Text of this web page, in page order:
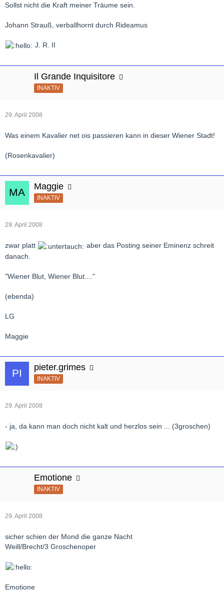
Sollst nicht die Kraft meiner Träume sein.
Johann Strauß, verballhornt durch Rideamus
J. R. II
Il Grande Inquisitore
INAKTIV
29. April 2008
Was einem Kavalier net ois passieren kann in dieser Wiener Stadt!
(Rosenkavalier)
Maggie
INAKTIV
29. April 2008
zwar platt
aber das Posting seiner Eminenz schreit
danach.
"Wiener Blut, Wiener Blut...."
(ebenda)
LG
Maggie
pieter.grimes
INAKTIV
29. April 2008
- ja, da kann man doch nicht kalt und herzlos sein ... (3groschen)
Emotione
INAKTIV
29. April 2008
sicher schien der Mond die ganze Nacht
Weill/Brecht/3 Groschenoper
Emotione